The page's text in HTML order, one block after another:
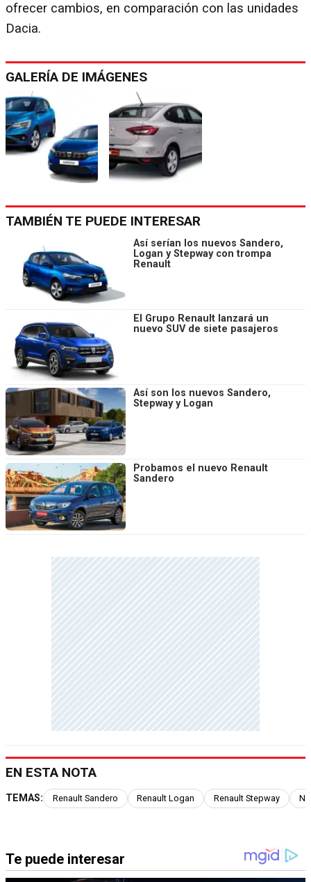
ofrecer cambios, en comparación con las unidades
Dacia.
GALERÍA DE IMÁGENES
TAMBIÉN TE PUEDE INTERESAR
Así serían los nuevos Sandero,
Logan y Stepway con trompa
Renault
El Grupo Renault lanzará un
nuevo SUV de siete pasajeros
Así son los nuevos Sandero,
Stepway y Logan
Probamos el nuevo Renault
Sandero
EN ESTA NOTA
TEMAS: Renault Sandero Renault Logan Renault Stepway